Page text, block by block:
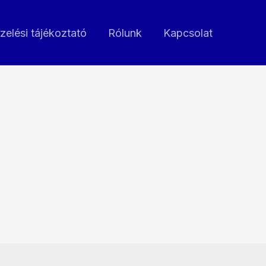
tájékoztató Rólunk Kapcsolat